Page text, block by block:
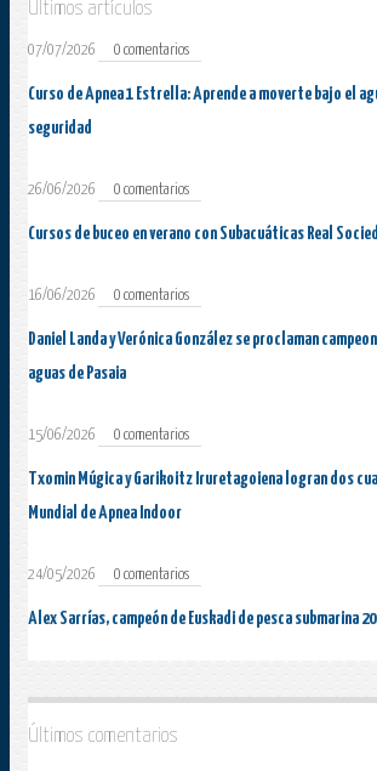
Últimos artículos
07/07/2026 0 comentarios
Curso de Apnea 1 Estrella: Aprende a moverte bajo el
seguridad
26/06/2026 0 comentarios
Cursos de buceo en verano con Subacuáticas Real
16/06/2026 0 comentarios
Daniel Landa y Verónica González se proclaman
aguas de Pasaia
15/06/2026 0 comentarios
Txomin Múgica y Garikoitz Iruretagoiena logran dos
Mundial de Apnea Indoor
24/05/2026 0 comentarios
Alex Sarrías, campeón de Euskadi de pesca submarina
Últimos comentarios